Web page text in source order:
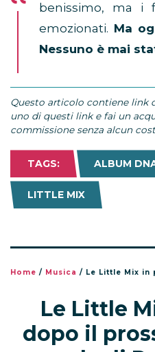
benissimo, ma i
emozionati. Ma
Nessuno è mai
Questo articolo contiene link
uno di questi link e fai un
commissione senza alcun
TAGS: ALBUM
LITTLE MIX
Home / Musica / Le Little Mix in pausa
Le Little
dopo il